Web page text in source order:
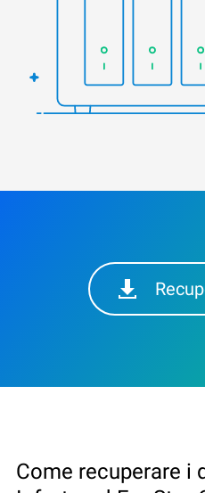
Come recuperare i